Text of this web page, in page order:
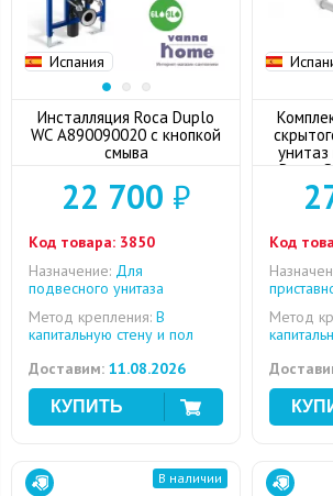
Испания
Инсталляция Roca Duplo
WC А890090020 с кнопкой
смыва
22 700 ₽
Код товара: 3850
Назначение: Для
подвесного унитаза
Метод крепления: В
капитальную стену и пол
Доставим: 11.08.2026
унитаз
Dama
Код
Метод
В наличии